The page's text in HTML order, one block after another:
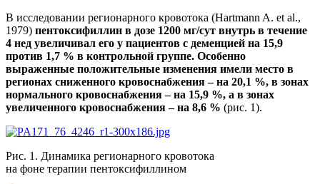
В исследовании регионарного кровотока (Hartmann A. et al.,
1979) пентоксифиллин в дозе 1200 мг/сут внутрь в течение
4 нед увеличивал его у пациентов с деменцией на 15,9
против 1,7 % в контрольной группе. Особенно
выраженные положительные изменения имели место в
регионах сниженного кровоснабжения – на 20,1 %, в зонах
нормального кровоснабжения – на 15,9 %, а в зонах
увеличенного кровоснабжения – на 8,6 % (рис. 1).
Рис. 1. Динамика регионарного кровотока
на фоне терапии пентоксифиллином